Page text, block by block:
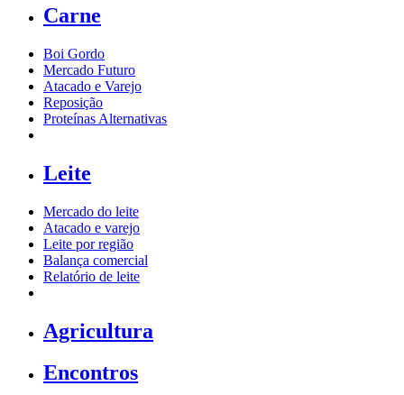
Carne
Boi Gordo
Mercado Futuro
Atacado e Varejo
Reposição
Proteínas Alternativas
Leite
Mercado do leite
Atacado e varejo
Leite por região
Balança comercial
Relatório de leite
Agricultura
Encontros